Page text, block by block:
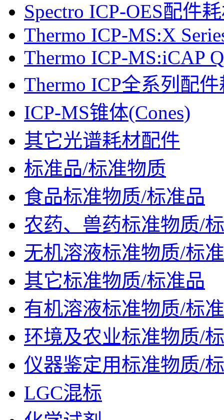
Spectro ICP-OES配件
Thermo ICP-MS:X
Thermo ICP-MS:iCAP Q
Thermo ICP全系列配
ICP-MS锥体(Cones)
其它光谱耗材配件
标准品/标准物质
食品标准物质/标准品
农药、兽药标准物质/
无机溶液标准物质/标
其它标准物质/标准品
有机溶液标准物质/标
环境及农业标准物质/
仪器鉴定用标准物质/
LGC混标